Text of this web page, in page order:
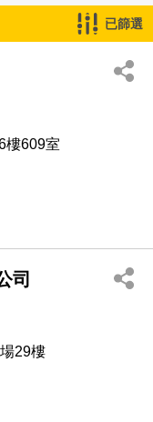
已篩選
樓609室
司
29樓